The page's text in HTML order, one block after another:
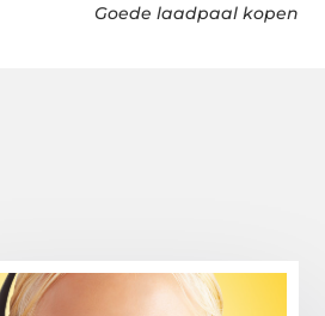
Goede laadpaal kopen